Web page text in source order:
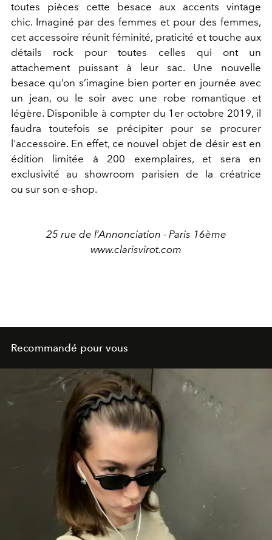
toutes pièces cette besace aux accents vintage
chic. Imaginé par des femmes et pour des femmes,
cet accessoire réunit féminité, praticité et touche aux
détails rock pour toutes celles qui ont un
attachement puissant à leur sac. Une nouvelle
besace qu’on s’imagine bien porter en journée avec
un jean, ou le soir avec une robe romantique et
légère. Disponible à compter du 1er octobre 2019, il
faudra toutefois se précipiter pour se procurer
l'accessoire. En effet, ce nouvel objet de désir est en
édition limitée à 200 exemplaires, et sera en
exclusivité au showroom parisien de la créatrice
ou sur son e-shop.
25 rue de l’Annonciation - Paris 16ème
www.clarisvirot.com
Recommandé pour vous